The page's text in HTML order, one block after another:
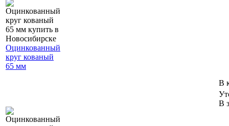
Оцинкованный
круг кованый
65 мм
В
В